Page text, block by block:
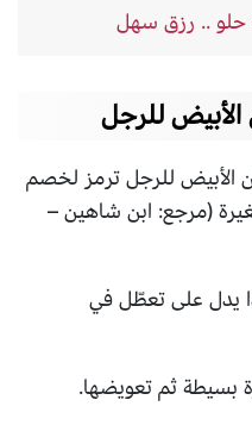
حلو .. رزق سهل
للرجل
الأبيض للرجل ترمز لخصم
(مرجع: ابن شاهين –
يدل على تعطّل في
بسيطة ثم تعويضها.